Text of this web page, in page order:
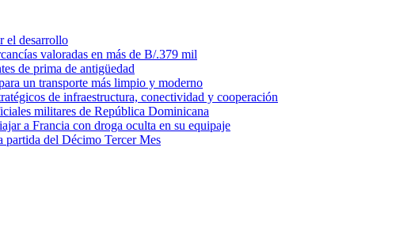
el desarrollo
valoradas en más de B/.379 mil
de prima de antigüedad
un transporte más limpio y moderno
de infraestructura, conectividad y cooperación
militares de República Dominicana
a Francia con droga oculta en su equipaje
partida del Décimo Tercer Mes